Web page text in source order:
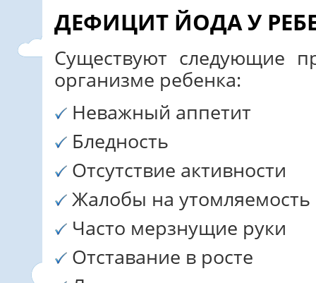
ДЕФИЦИТ ЙОДА У
Существуют следующие
организме ребенка:
Неважный аппетит
Бледность
Отсутствие активности
Жалобы на утомляемость
Часто мерзнущие руки
Отставание в росте